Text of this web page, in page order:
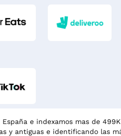
e indexamos mas de
y antiguas e identificando las